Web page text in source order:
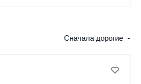
Сначала дорогие